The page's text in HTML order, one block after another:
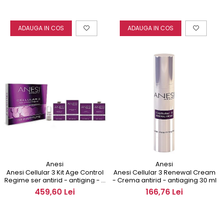
ADAUGA IN COS ADAUGA IN COS
Anesi
Anesi Cellular 3 Kit Age Control
Regime ser antirid - antiging - 4
tratamente
459,60 Lei
Anesi
Anesi Cellular 3 Renewal Cream
- Crema antirid - antiaging 30 ml
166,76 Lei